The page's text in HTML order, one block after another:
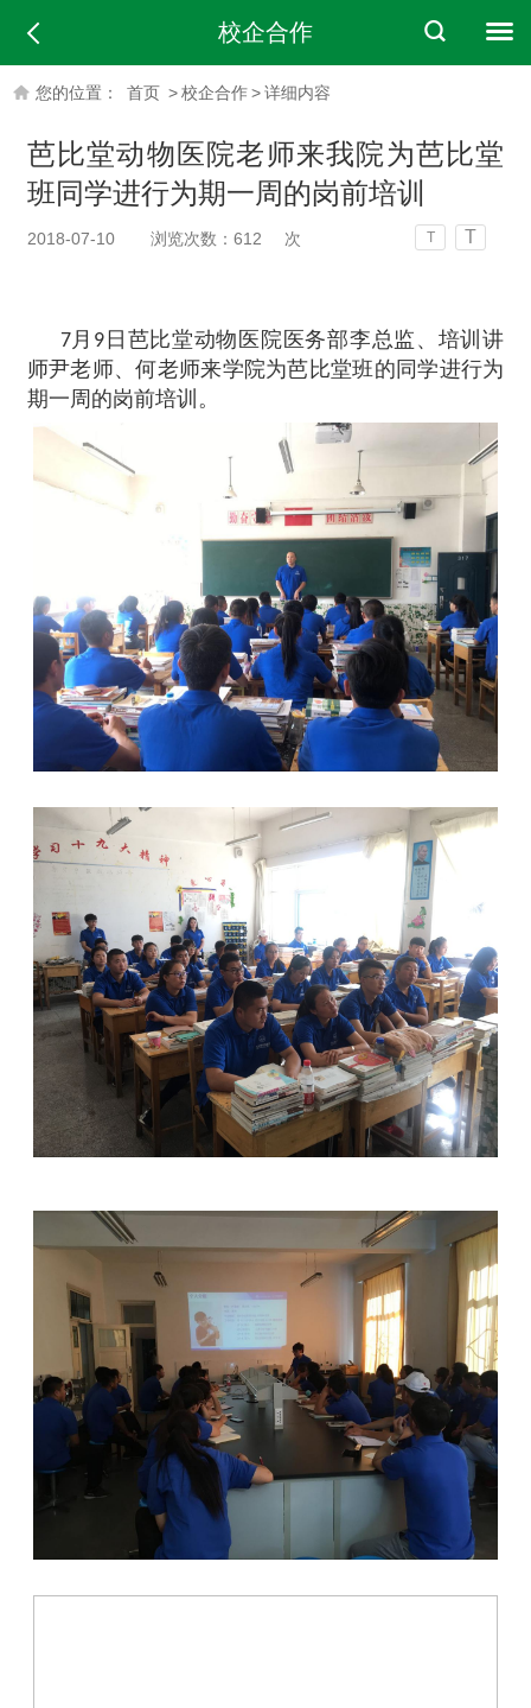
校企合作
您的位置： 首页 >校企合作>详细内容
芭比堂动物医院老师来我院为芭比堂
班同学进行为期一周的岗前培训
2018-07-10 浏览次数： 612 次 T T
7月9日芭比堂动物医院医务部李总监、培训讲
师尹老师、何老师来学院为芭比堂班的同学进行为
期一周的岗前培训。